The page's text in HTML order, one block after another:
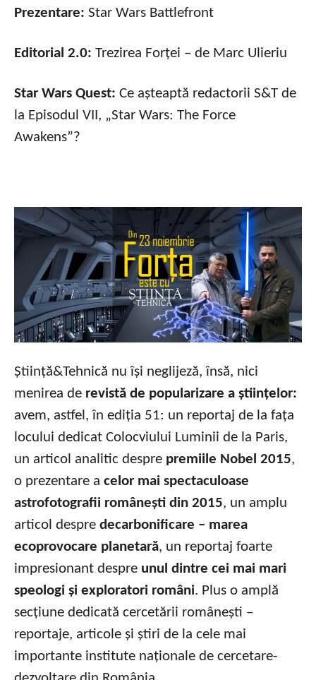
Prezentare: Star Wars Battlefront
Editorial 2.0: Trezirea Forței – de Marc Ulieriu
Star Wars Quest: Ce așteaptă redactorii S&T de
la Episodul VII, „Star Wars: The Force
Awakens”?
Știință&Tehnică nu își neglijeză, însă, nici
menirea de revistă de popularizare a științelor:
avem, astfel, în ediția 51: un reportaj de la fața
locului dedicat Colocviului Luminii de la Paris,
un articol analitic despre premiile Nobel 2015,
o prezentare a celor mai spectaculoase
astrofotografii românești din 2015, un amplu
articol despre decarbonificare – marea
ecoprovocare planetară, un reportaj foarte
impresionant despre unul dintre cei mai mari
speologi și exploratori români. Plus o amplă
secțiune dedicată cercetării românești –
reportaje, articole și știri de la cele mai
importante institute naționale de cercetare-